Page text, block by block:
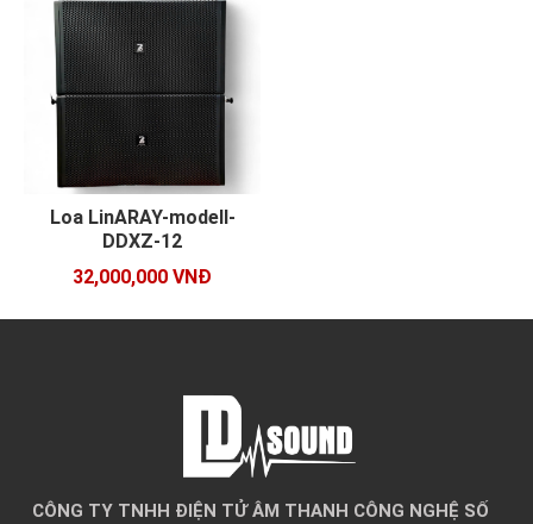
Loa LinARAY-modell-
DDXZ-12
32,000,000 VNĐ
CÔNG TY TNHH ĐIỆN TỬ ÂM THANH CÔNG NGHỆ SỐ